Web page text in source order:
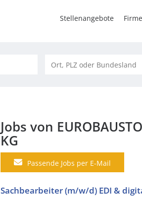
Stellenangebote
Jobs von
KG
Passende Jobs per E-Mail
Sachbearbeiter (m/w/d) EDI &